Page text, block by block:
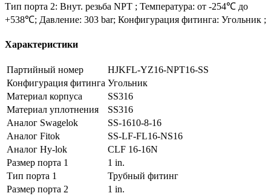
Тип порта 2: Внут. резьба NPT ; Температура: от -254℃ до
+538℃; Давление: 303 bar; Конфигурация фитинга: Угольник ;
Характеристики
Партийный номер
HJKFL-YZ16-NPT16-SS
Конфигурация фитинга Угольник
Материал корпуса
SS316
Материал уплотнения
SS316
Аналог Swagelok
SS-1610-8-16
Аналог Fitok
SS-LF-FL16-NS16
Аналог Hy-lok
CLF 16-16N
Размер порта 1
1 in.
Тип порта 1
Трубный фитинг
Размер порта 2
1 in.